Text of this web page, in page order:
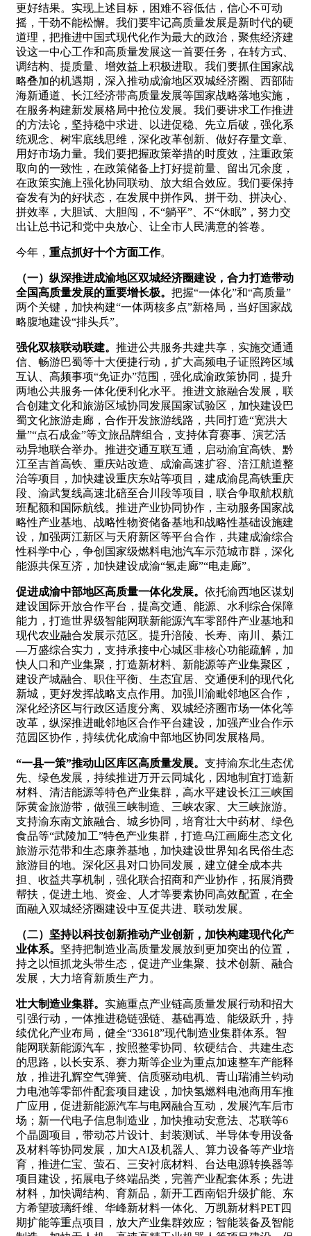
更好结果。实现上述目标，困难不容低估，信心不可动
摇，干劲不能松懈。我们要牢记高质量发展是新时代的硬
道理，把推进中国式现代化作为最大的政治，聚焦经济建
设这一中心工作和高质量发展这一首要任务，在转方式、
调结构、提质量、增效益上积极进取。我们要抓住国家战
略叠加的机遇期，深入推动成渝地区双城经济圈、西部陆
海新通道、长江经济带高质量发展等国家战略落地实施，
在服务构建新发展格局中抢位发展。我们要讲求工作推进
的方法论，坚持稳中求进、以进促稳、先立后破，强化系
统观念、树牢底线思维，深化改革创新、做好存量文章、
用好市场力量。我们要把握政策举措的时度效，注重政策
取向的一致性，在政策储备上打好提前量、留出冗余度，
在政策实施上强化协同联动、放大组合效应。我们要保持
奋发有为的好状态，在发展中拼作风、拼干劲、拼决心、
拼效率，大胆试、大胆闯，不“躺平”、不“休眠”，努力交
出让总书记和党中央放心、让全市人民满意的答卷。
今年， 重点抓好十个方面工作。
（一）纵深推进成渝地区双城经济圈建设，合力打造带动
全国高质量发展的重要增长极。 把握“一体化”和“高质量”
两个关键，加快构建“一体两核多点”新格局，当好国家战
略腹地建设“排头兵”。
强化双核联动联建。 推进公共服务共建共享，实施交通通
信、畅游巴蜀等十大便捷行动，扩大高频电子证照跨区域
互认、高频事项“免证办”范围，强化成渝政策协同，提升
两地公共服务一体化便利化水平。推进文旅融合发展，联
合创建文化和旅游区域协同发展国家试验区，加快建设巴
蜀文化旅游走廊，合作开发旅游线路，共同打造“宽洪大
量”“点石成金”等文旅品牌组合，支持体育赛事、演艺活
动异地联合举办。推进交通互联互通，启动渝宜高铁、黔
江至吉首高铁、重庆站改造、成渝高速扩容、涪江航道整
治等项目，加快建设重庆东站等项目，建成渝昆高铁重庆
段、渝武复线高速北碚至合川段等项目，联合争取航权航
班配额和国际航线。推进产业协同协作，主动服务国家战
略性产业基地、战略性物资储备基地和战略性基础设施建
设，加强两江新区与天府新区等平台合作，共建成渝综合
性科学中心，争创国家级燃料电池汽车示范城市群，深化
能源共保互济，加快建设成渝“氢走廊”“电走廊”。
促进成渝中部地区高质量一体化发展。 依托渝西地区谋划
建设国际开放合作平台，提高交通、能源、水利综合保障
能力，打造世界级智能网联新能源汽车零部件产业基地和
现代农业融合发展示范区。提升涪陵、长寿、南川、綦江
—万盛综合实力，支持承接中心城区非核心功能疏解，加
快人口和产业集聚，打造新材料、新能源等产业集聚区，
建设产城融合、职住平衡、生态宜居、交通便利的现代化
新城，更好发挥战略支点作用。加强川渝毗邻地区合作，
深化经济区与行政区适度分离、双城经济圈市场一体化等
改革，纵深推进毗邻地区合作平台建设，加强产业合作示
范园区协作，持续优化成渝中部地区协同发展格局。
“一县一策”推动山区库区高质量发展。 支持渝东北生态优
先、绿色发展，持续推进万开云同城化，因地制宜打造新
材料、清洁能源等特色产业集群，高水平建设长江三峡国
际黄金旅游带，做强三峡制造、三峡农家、大三峡旅游。
支持渝东南文旅融合、城乡协同，培育壮大中药材、绿色
食品等“武陵加工”特色产业集群，打造乌江画廊生态文化
旅游示范带和生态康养基地，加快建设世界知名民俗生态
旅游目的地。深化区县对口协同发展，建立健全成本共
担、收益共享机制，强化联合招商和产业协作，拓展消费
帮扶，促进土地、资金、人才等要素协同高效配置，在全
面融入双城经济圈建设中互促共进、联动发展。
（二）坚持以科技创新推动产业创新，加快构建现代化产
业体系。 坚持把制造业高质量发展放到更加突出的位置，
持之以恒抓龙头带生态，促进产业集聚、技术创新、融合
发展，大力培育新质生产力。
壮大制造业集群。 实施重点产业链高质量发展行动和招大
引强行动，一体推进稳链强链、基础再造、能级跃升，持
续优化产业布局，健全“33618”现代制造业集群体系。智
能网联新能源汽车，按照整零协同、软硬结合、共建生态
的思路，以长安系、赛力斯等企业为重点加速整车产能释
放，推进孔辉空气弹簧、信质驱动电机、青山瑞浦兰钧动
力电池等零部件配套项目建设，加快氢燃料电池商用车推
广应用，促进新能源汽车与电网融合互动，发展汽车后市
场；新一代电子信息制造业，加快推动安意法、芯联等6
个晶圆项目，带动芯片设计、封装测试、半导体专用设备
及材料等协同发展，加大AI及机器人、算力设备等产业培
育，推进仁宝、萤石、三安衬底材料、台达电源转换器等
项目建设，拓展电子终端品类，完善产业配套体系；先进
材料，加快调结构、育新品，新开工西南铝升级扩能、东
方希望玻璃纤维、华峰新材料一体化、万凯新材料PET四
期扩能等重点项目，放大产业集群效应；智能装备及智能